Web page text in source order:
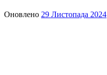
Оновлено 29 Листопада 2024